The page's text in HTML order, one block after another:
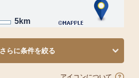
5km
さらに条件を絞る